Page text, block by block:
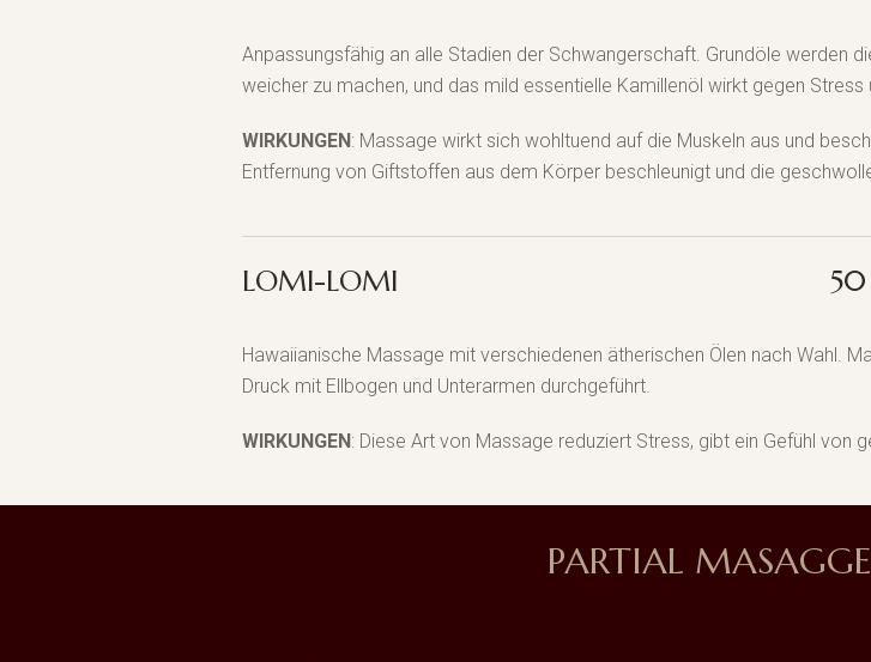
Anpassungsfähig an alle Stadien der Schwangerschaft. Grundöle werden
weicher zu machen, und das mild essentielle Kamillenöl wirkt gegen Stress
WIRKUNGEN: Massage wirkt sich wohltuend auf die Muskeln aus und
Entfernung von Giftstoffen aus dem Körper beschleunigt und die
LOMI-LOMI
Hawaiianische Massage mit verschiedenen ätherischen Ölen nach Wahl.
Druck mit Ellbogen und Unterarmen durchgeführt.
WIRKUNGEN: Diese Art von Massage reduziert Stress, gibt ein Gefühl von
PARTIAL